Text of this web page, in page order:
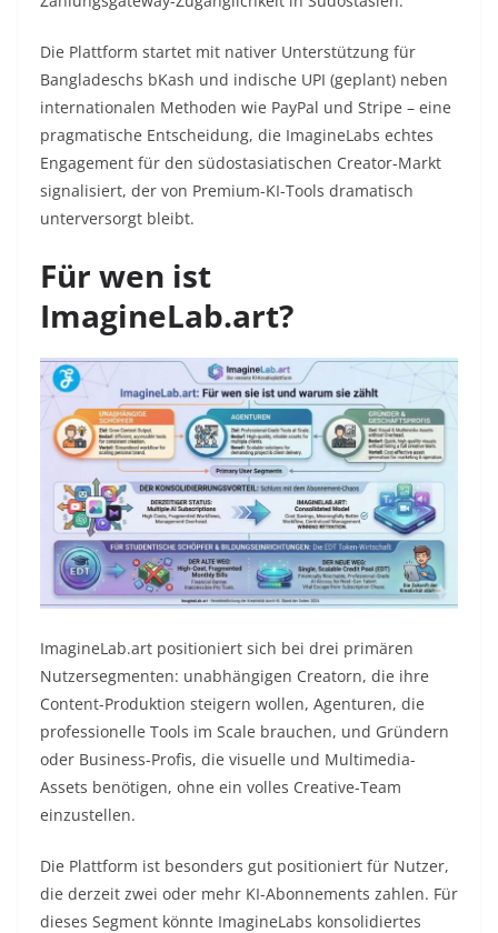
Die Plattform startet mit nativer Unterstützung für
Bangladeschs bKash und indische UPI (geplant) neben
internationalen Methoden wie PayPal und Stripe – eine
pragmatische Entscheidung, die ImagineLabs echtes
Engagement für den südostasiatischen Creator-Markt
signalisiert, der von Premium-KI-Tools dramatisch
unterversorgt bleibt.
Für wen ist
ImagineLab.art?
ImagineLab.art positioniert sich bei drei primären
Nutzersegmenten: unabhängigen Creatorn, die ihre
Content-Produktion steigern wollen, Agenturen, die
professionelle Tools im Scale brauchen, und Gründern
oder Business-Profis, die visuelle und Multimedia-
Assets benötigen, ohne ein volles Creative-Team
einzustellen.
Die Plattform ist besonders gut positioniert für Nutzer,
die derzeit zwei oder mehr KI-Abonnements zahlen. Für
dieses Segment könnte ImagineLabs konsolidiertes